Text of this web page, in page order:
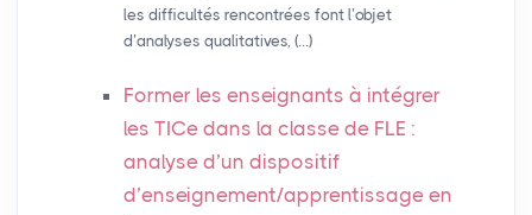
les difficultés rencontrées font l’objet
d’analyses qualitatives, (…)
Former les enseignants à intégrer
les TICe dans la classe de FLE :
analyse d’un dispositif
d’enseignement/apprentissage en